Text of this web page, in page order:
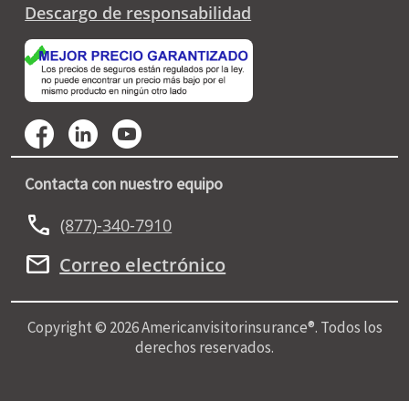
Descargo de responsabilidad
Contacta con nuestro equipo
call (877)-340-7910
mail Correo electrónico
Copyright © 2026 Americanvisitorinsurance®. Todos los
derechos reservados.